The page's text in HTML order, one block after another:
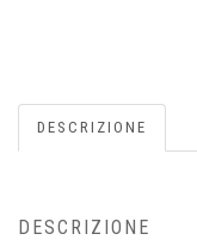
DESCRIZIONE
DESCRIZIONE